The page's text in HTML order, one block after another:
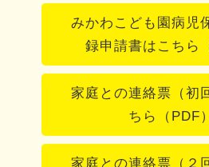
みかわこども園病児
録申請書はこちら
家庭との連絡票（初
ちら（PDF）
家庭との連絡票（２